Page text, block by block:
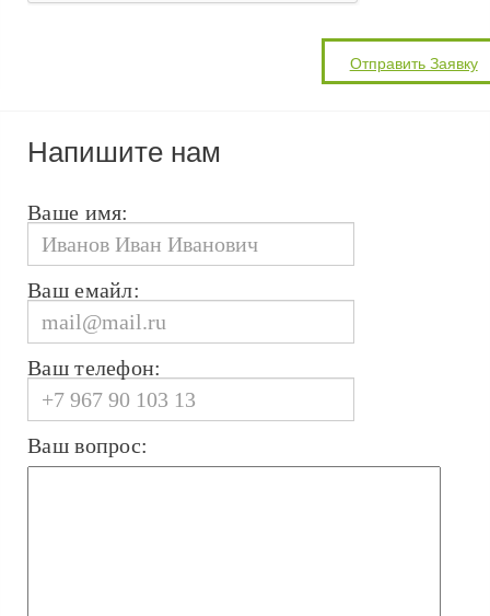
Напишите нам
Ваше имя:
Ваш емайл:
Ваш телефон:
Ваш вопрос: